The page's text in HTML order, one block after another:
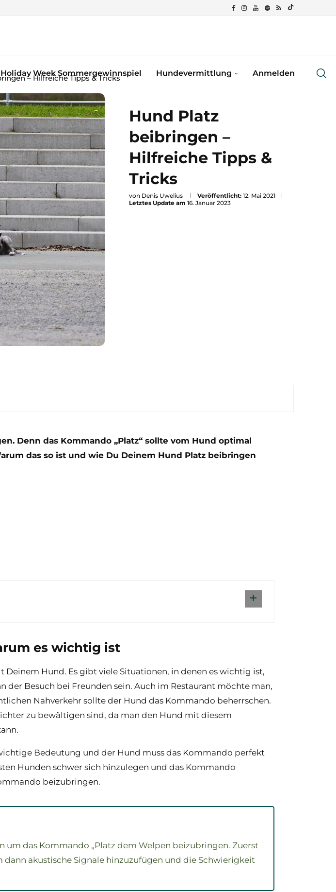
Holiday Week Sommergewinnspiel Hundevermittlung Anmelden
– Hilfreiche Tipps & Tricks
Hund Platz
beibringen –
Hilfreiche Tipps &
Tricks
von Denis Uwelius Veröffentlicht: 12. Mai 2021
Letztes Update am 16. Januar 2023
Denn das Kommando „Platz“ sollte vom Hund optimal
das so ist und wie Du Deinem Hund Platz beibringen
es wichtig ist
Deinem Hund. Es gibt viele Situationen, in denen es wichtig ist,
Besuch bei Freunden sein. Auch im Restaurant möchte man,
Nahverkehr sollte der Hund das Kommando beherrschen.
zu bewältigen sind, da man den Hund mit diesem
Bedeutung und der Hund muss das Kommando perfekt
Hunden schwer sich hinzulegen und das Kommando
beizubringen.
das Kommando „Platz dem Welpen beizubringen. Zuerst
akustische Signale hinzuzufügen und die Schwierigkeit